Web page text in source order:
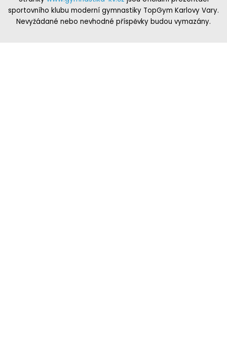
sportovního klubu moderní gymnastiky TopGym Karlovy Vary.
Nevyžádané nebo nevhodné příspěvky budou vymazány.